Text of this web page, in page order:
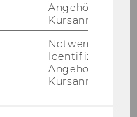
Angehörige/r für
Kursanmeldung.
Notwendig zur
Identifizierung
Angehörige/r für
Kursanmeldung.